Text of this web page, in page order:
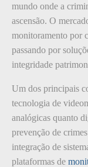
mundo onde a
ascensão. O
monitoramento por
passando por
integridade
Um dos principais
tecnologia de
analógicas quanto
prevenção de
integração de
plataformas de